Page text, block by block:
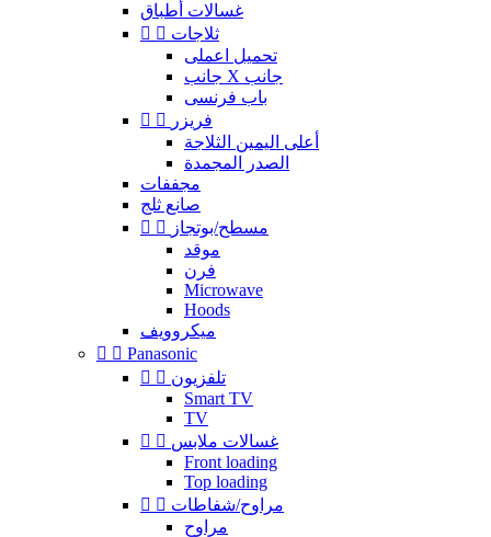
غسالات أطباق
  ثلاجات
تحميل اعملى
جانب X جانب
باب فرنسى
 
فريزر
أعلى اليمين الثلاجة
الصدر المجمدة
مجففات
صانع ثلج
  مسطح/بوتجاز
موقد
فرن
Microwave
Hoods
ميكروويف
  Panasonic
  تلفزيون
Smart TV
TV
  غسالات ملابس
Front loading
Top loading
  مراوح/شفاطات
مراوح